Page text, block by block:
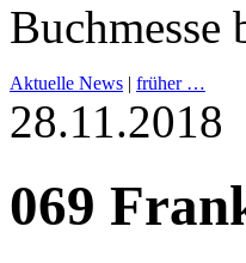
Buchmesse
Aktuelle News | früher …
28.11.2018
069